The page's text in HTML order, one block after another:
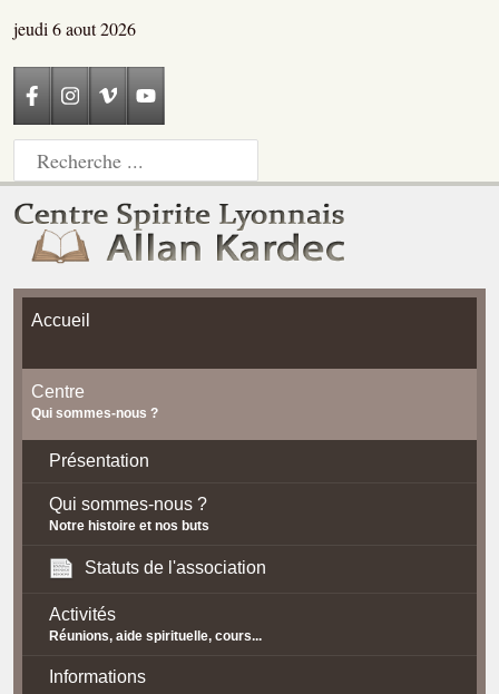
jeudi 6 aout 2026
Accueil
Centre
Qui sommes-nous ?
Présentation
Qui sommes-nous ?
Notre histoire et nos buts
Statuts de l'association
Activités
Réunions, aide spirituelle, cours...
Informations